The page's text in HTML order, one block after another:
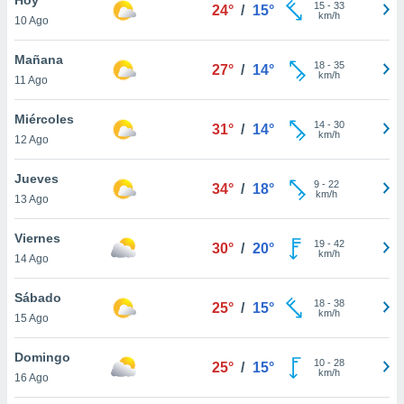
en
más
nuestra
de
cookies
aceptar
10 Ago
24° / 15° 15- 33
km/h
Mañana
11 Ago
27° / 14° 18- 35
km/h
Miércoles
12 Ago
31° / 14° 14- 30
km/h
Jueves
13 Ago
34° / 18° 9- 22
km/h
Viernes
14 Ago
30° / 20° 19- 42
km/h
Sábado
15 Ago
25° / 15° 18- 38
km/h
Domingo
16 Ago
25° / 15° 10- 28
km/h